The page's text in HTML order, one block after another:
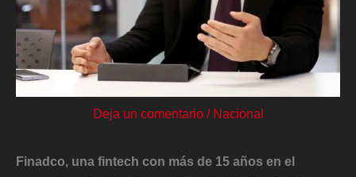
Deja un comentario / Nacional
Finadco, una fintech con más de 15 años en el